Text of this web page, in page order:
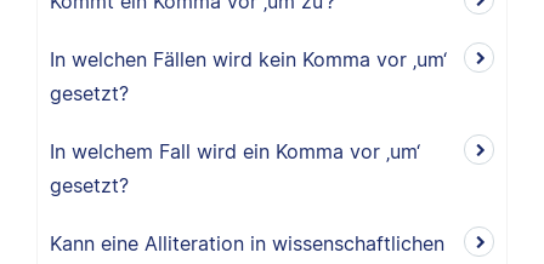
In welchen Fällen wird kein Komma vor ‚um‘
gesetzt?
In welchem Fall wird ein Komma vor ‚um‘
gesetzt?
Kann eine Alliteration in wissenschaftlichen